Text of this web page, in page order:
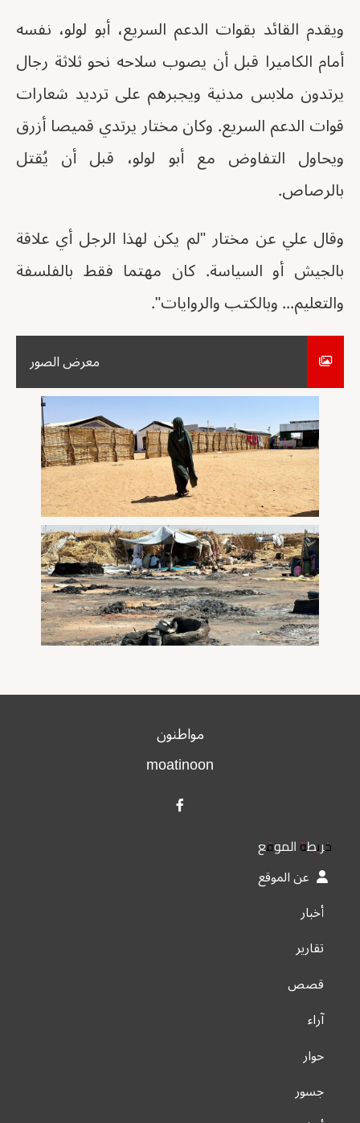
ويقدم القائد بقوات الدعم السريع، أبو لولو، نفسه
أمام الكاميرا قبل أن يصوب سلاحه نحو ثلاثة رجال
يرتدون ملابس مدنية ويجبرهم على ترديد شعارات
قوات الدعم السريع. وكان مختار يرتدي قميصا أزرق
ويحاول التفاوض مع أبو لولو، قبل أن يُقتل
بالرصاص.
وقال علي عن مختار "لم يكن لهذا الرجل أي علاقة
بالجيش أو السياسة. كان مهتما فقط بالفلسفة
والتعليم... وبالكتب والروايات".
معرض الصور
مواطنون
moatinoon
خريطة الموقع
عن الموقع
أخبار
تقارير
قصص
آراء
حوار
جسور